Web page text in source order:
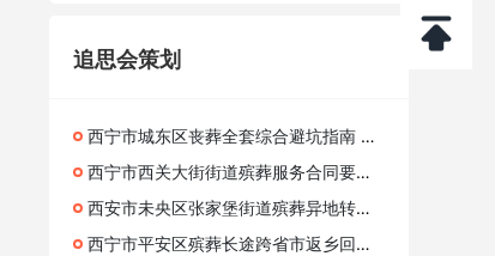
追思会策划
西宁市城东区丧葬全套综合避坑指南 殡葬一站式全套资质明细
西宁市西关大街街道殡葬服务合同要注意什么？避免隐形消费透明报价技巧
西安市未央区张家堡街道殡葬异地转运咨询服务
西宁市平安区殡葬长途跨省市返乡回家灵车护送接运明细价格